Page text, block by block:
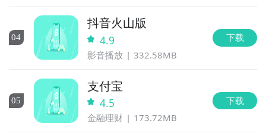
04
抖音火山版
4.9
影音播放 332.58MB
下载
05
支付宝
4.5
金融理财 173.72MB
下载